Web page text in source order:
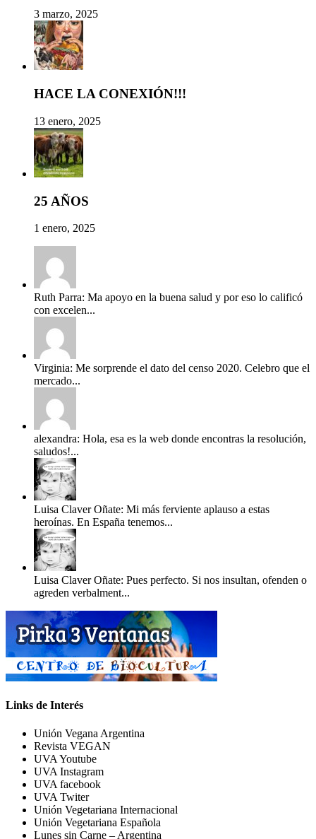
3 marzo, 2025
HACE LA CONEXIÓN!!!
13 enero, 2025
25 AÑOS
1 enero, 2025
Ruth Parra: Ma apoyo en la buena salud y por eso lo calificó
con excelen...
Virginia: Me sorprende el dato del censo 2020. Celebro que el
mercado...
alexandra: Hola, esa es la web donde encontras la resolución,
saludos!...
Luisa Claver Oñate: Mi más ferviente aplauso a estas
heroínas. En España tenemos...
Luisa Claver Oñate: Pues perfecto. Si nos insultan, ofenden o
agreden verbalment...
Links de Interés
Unión Vegana Argentina
Revista VEGAN
UVA Youtube
UVA Instagram
UVA facebook
UVA Twiter
Unión Vegetariana Internacional
Unión Vegetariana Española
Lunes sin Carne – Argentina